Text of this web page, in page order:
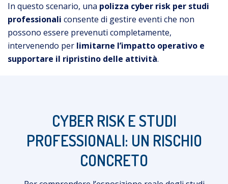
In questo scenario, una polizza cyber risk per studi
professionali consente di gestire eventi che non
possono essere prevenuti completamente,
intervenendo per limitarne l’impatto operativo e
supportare il ripristino delle attività.
CYBER RISK E STUDI
PROFESSIONALI: UN RISCHIO
CONCRETO